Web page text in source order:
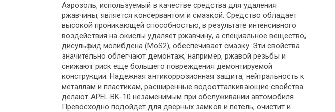
Аэрозоль, используемый в качестве средства для удаления
ржавчины, является консервантом и смазкой. Средство обладает
высокой проникающей способностью, в результате интенсивного
воздействия на окислы удаляет ржавчину, а специальное вещество,
дисульфид молибдена (MoS2), обеспечивает смазку. Эти свойства
значительно облегчают демонтаж, например, ржавой резьбы и
снижают риск еще большего повреждения демонтируемой
конструкции. Надежная антикоррозионная защита, нейтральность к
металлам и пластикам, расширенные водоотталкивающие свойства
делают APEL BK-10 незаменимым при обслуживании автомобиля.
Превосходно подойдет для дверных замков и петель, очистит и